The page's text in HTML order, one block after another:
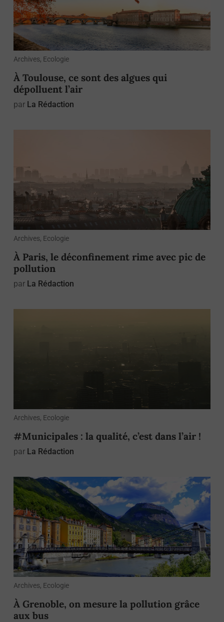
Archives, Ecologie
À Toulouse, ce sont des algues qui
dépolluent l’air
par La Rédaction
Archives, Ecologie
À Paris, le déconfinement rime avec pic de
pollution
par La Rédaction
Archives, Ecologie
#Municipales : la qualité, c’est dans l’air !
par La Rédaction
Archives, Ecologie
À Grenoble, on mesure la pollution grâce
aux bus